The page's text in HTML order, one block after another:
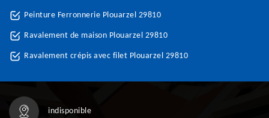
Peinture Ferronnerie Plouarzel 29810
Ravalement de maison Plouarzel 29810
Ravalement crépis avec filet Plouarzel 29810
indisponible